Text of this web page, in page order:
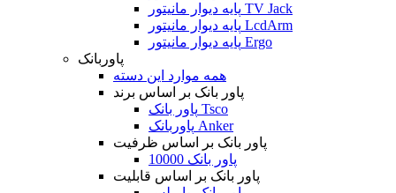
پایه دیوار مانیتور TV Jack
پایه دیوار مانیتور LcdArm
پایه دیوار مانیتور Ergo
پاوربانک
همه موارد این دسته
پاور بانک بر اساس برند
پاور بانک Tsco
پاوربانک Anker
پاور بانک بر اساس ظرفیت
پاور بانک 10000
پاور بانک بر اساس قابلیت